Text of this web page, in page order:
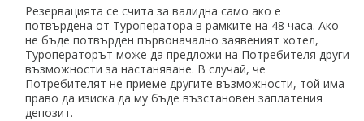
Резервацията се счита за валидна само ако е
потвърдена от Туроператора в рамките на 48 часа. Ако
не бъде потвърден първоначално заявеният хотел,
Туроператорът може да предложи на Потребителя други
възможности за настаняване. В случай, че
Потребителят не приеме другите възможности, той има
право да изиска да му бъде възстановен заплатения
депозит.